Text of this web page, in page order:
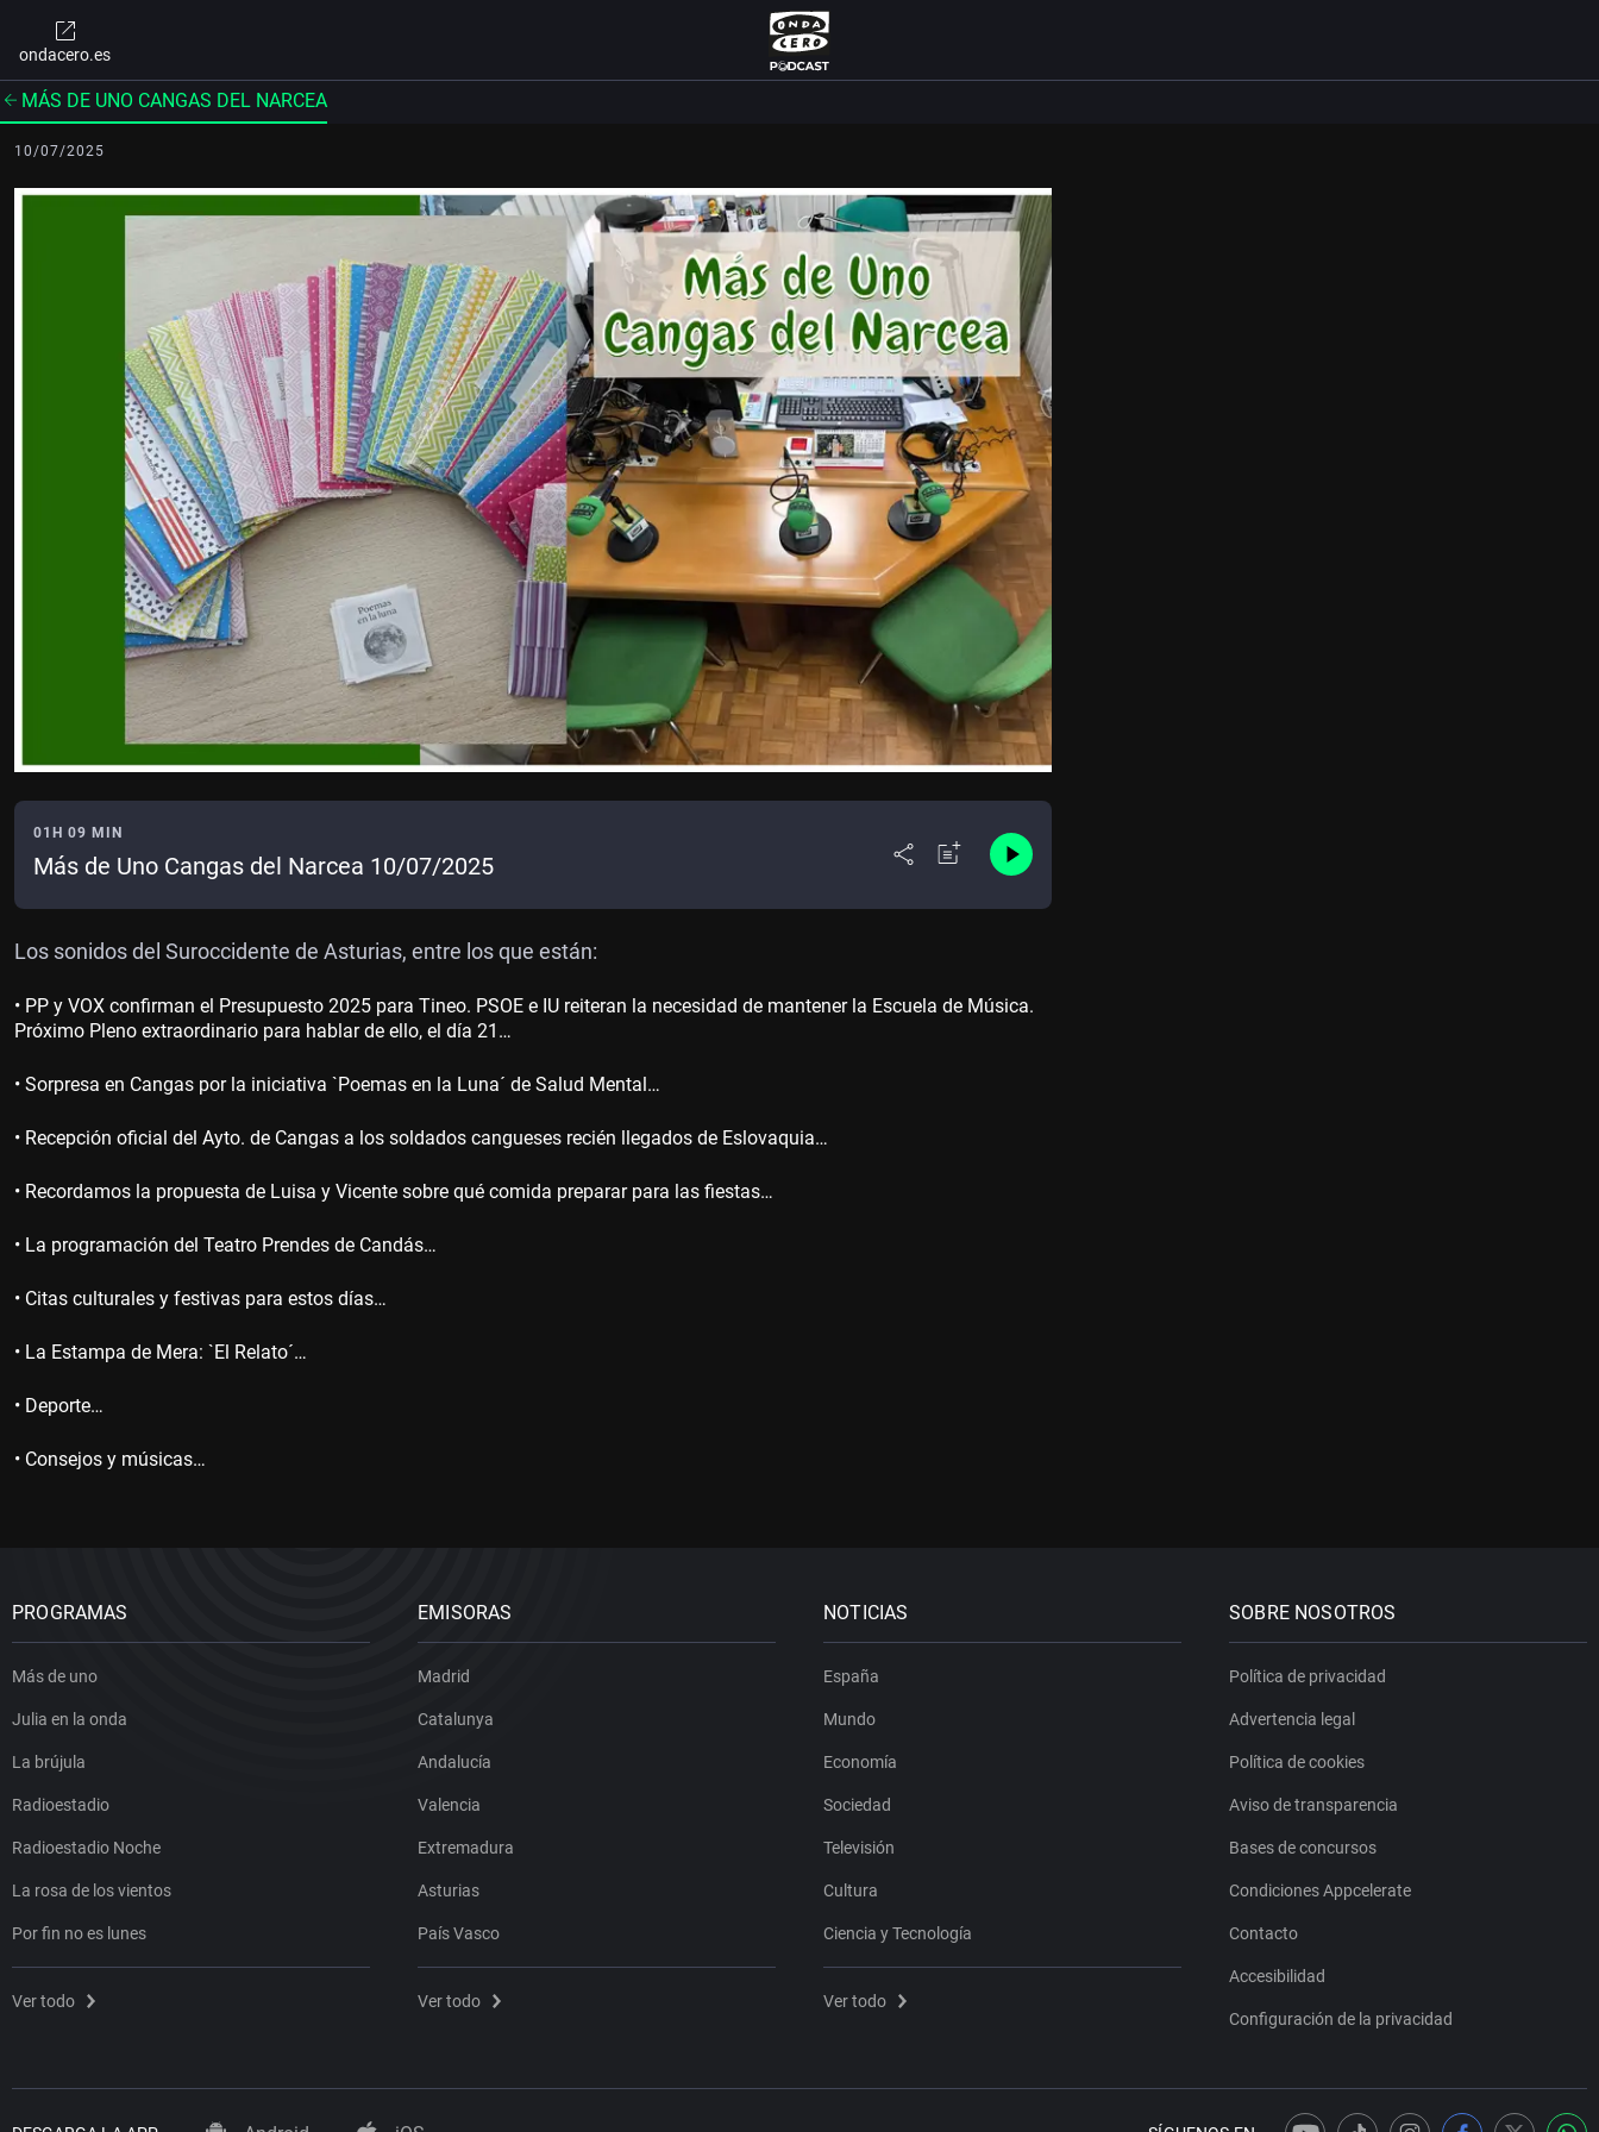
ondacero.es
MÁS DE UNO CANGAS DEL NARCEA
10/07/2025
01H 09 MIN
Más de Uno Cangas del Narcea 10/07/2025
Los sonidos del Suroccidente de Asturias, entre los que están:
• PP y VOX confirman el Presupuesto 2025 para Tineo. PSOE e IU reiteran la necesidad de mantener la Escuela de Música.
Próximo Pleno extraordinario para hablar de ello, el día 21…
• Sorpresa en Cangas por la iniciativa `Poemas en la Luna´ de Salud Mental…
• Recepción oficial del Ayto. de Cangas a los soldados cangueses recién llegados de Eslovaquia…
• Recordamos la propuesta de Luisa y Vicente sobre qué comida preparar para las fiestas…
• La programación del Teatro Prendes de Candás…
• Citas culturales y festivas para estos días…
• La Estampa de Mera: `El Relato´…
• Deporte…
• Consejos y músicas…
PROGRAMAS
Más de uno
Julia en la onda
La brújula
Radioestadio
Radioestadio Noche
La rosa de los vientos
Por fin no es lunes
Ver todo
EMISORAS
Madrid
Catalunya
Andalucía
Valencia
Extremadura
Asturias
País Vasco
Ver todo
NOTICIAS
España
Mundo
Economía
Sociedad
Televisión
Cultura
Ciencia y Tecnología
Ver todo
SOBRE NOSOTROS
Política de privacidad
Advertencia legal
Política de cookies
Aviso de transparencia
Bases de concursos
Condiciones Appcelerate
Contacto
Accesibilidad
Configuración de la privacidad